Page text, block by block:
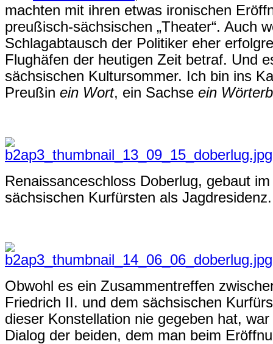
machten mit ihren etwas ironischen
preußisch-sächsischen „Theater“. Auch
Schlagabtausch der Politiker eher
Flughäfen der heutigen Zeit betraf. Und
sächsischen Kultursommer. Ich bin ins
Preußin ein Wort, ein Sachse ein
Renaissanceschloss Doberlug, gebaut
sächsischen Kurfürsten als Jagdresidenz.
Obwohl es ein Zusammentreffen
Friedrich II. und dem sächsischen
dieser Konstellation nie gegeben hat,
Dialog der beiden, dem man beim